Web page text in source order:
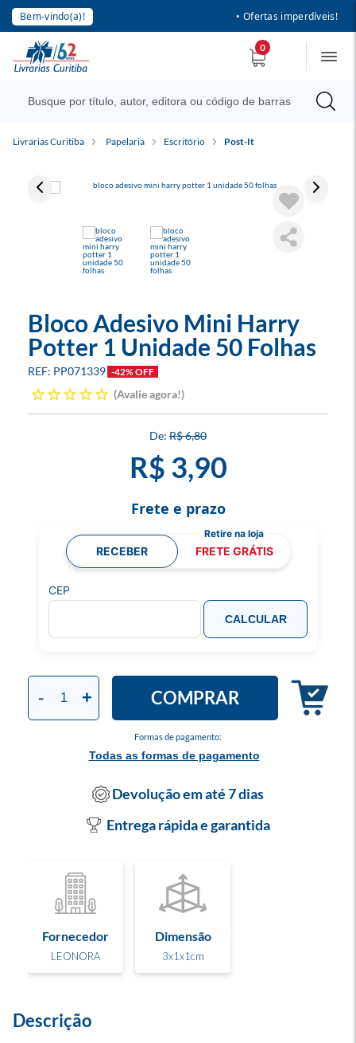
Bem-vindo(a)! • Ofertas imperdíveis!
0
Livrarias Curitiba Papelaria Escritório Post-It
Bloco Adesivo Mini Harry
Potter 1 Unidade 50 Folhas
PP071339 -42% OFF
Avalie agora!
R$ 6,80
R$ 3,90
Formas de pagamento:
Todas as formas de pagamento
- + COMPRAR
Frete e prazo
RECEBER FRETE GRÁTIS
CEP
CALCULAR
Devolução em até 7 dias
Entrega rápida e garantida
Fornecedor
LEONORA
Dimensão
3x1x1cm
Descrição